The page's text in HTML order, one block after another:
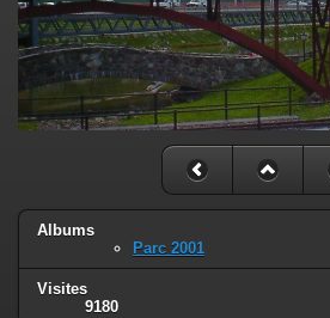
Albums
Parc 2001
Visites
9180